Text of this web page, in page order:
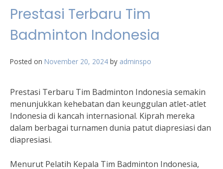
Prestasi Terbaru Tim
Badminton Indonesia
Posted on November 20, 2024 by adminspo
Prestasi Terbaru Tim Badminton Indonesia semakin
menunjukkan kehebatan dan keunggulan atlet-atlet
Indonesia di kancah internasional. Kiprah mereka
dalam berbagai turnamen dunia patut diapresiasi dan
diapresiasi.
Menurut Pelatih Kepala Tim Badminton Indonesia,